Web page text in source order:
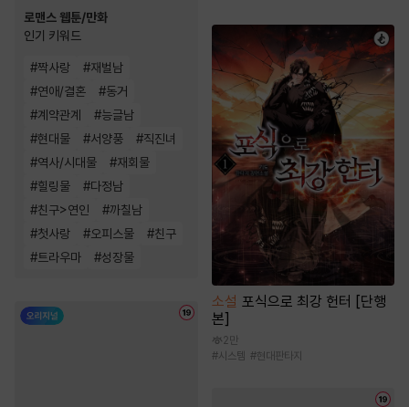
로맨스 웹툰/만화
인기 키워드
#짝사랑 #재벌남
#연애/결혼 #동거
#계약관계 #능글남
#현대물 #서양풍 #직진녀
#역사/시대물 #재회물
#힐링물 #다정남
#친구>연인 #까칠남
#첫사랑 #오피스물 #친구
#트라우마 #성장물
소설 포식으로 최강 헌터 [단행
본]
2만
#시스템 #현대판타지